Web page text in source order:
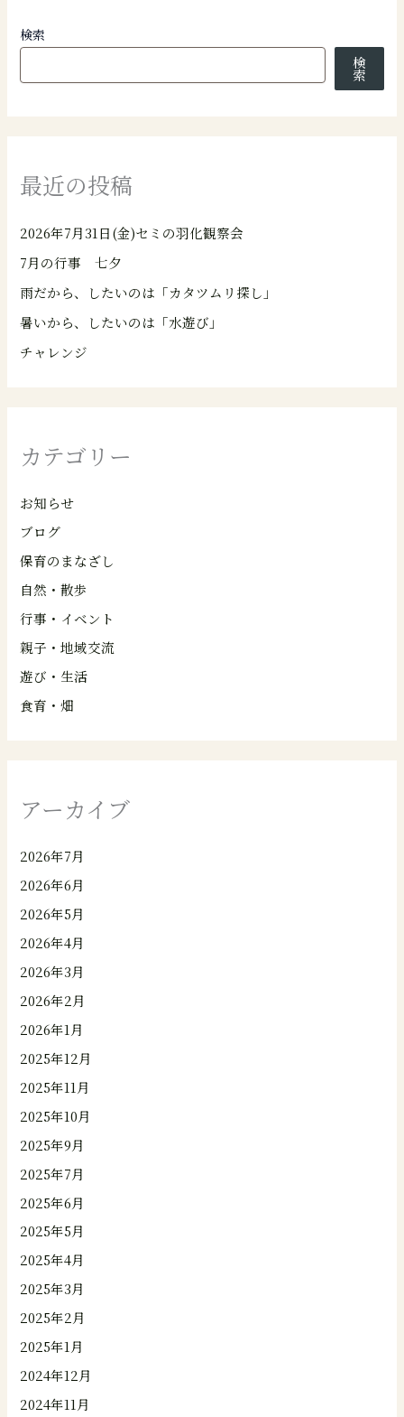
検索
検
索
最近の投稿
2026年7月31日(金)セミの羽化観察会
7月の行事 七夕
雨だから、したいのは「カタツムリ探し」
暑いから、したいのは「水遊び」
チャレンジ
カテゴリー
お知らせ
ブログ
保育のまなざし
自然・散歩
行事・イベント
親子・地域交流
遊び・生活
食育・畑
アーカイブ
2026年7月
2026年6月
2026年5月
2026年4月
2026年3月
2026年2月
2026年1月
2025年12月
2025年11月
2025年10月
2025年9月
2025年7月
2025年6月
2025年5月
2025年4月
2025年3月
2025年2月
2025年1月
2024年12月
2024年11月